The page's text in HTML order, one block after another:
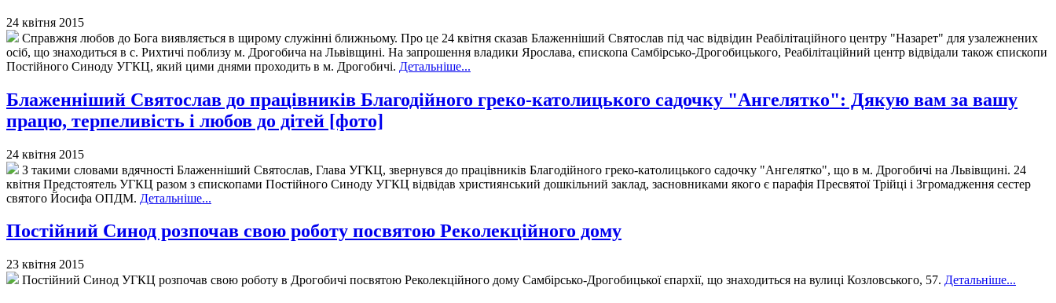
24 квітня 2015
Справжня любов до Бога виявляється в щирому служінні ближньому. Про це 24 квітня сказав Блаженніший Святослав під час відвідин Реабілітаційного центру "Назарет" для узалежнених
осіб, що знаходиться в с. Рихтичі поблизу м. Дрогобича на Львівщині. На запрошення владики Ярослава, єпископа Самбірсько-Дрогобицького, Реабілітаційний центр відвідали також єпископи
Постійного Синоду УГКЦ, який цими днями проходить в м. Дрогобичі. Детальніше...
Блаженніший Святослав до працівників Благодійного греко-католицького садочку "Ангелятко": Дякую вам за вашу
працю, терпеливість і любов до дітей [фото]
24 квітня 2015
З такими словами вдячності Блаженніший Святослав, Глава УГКЦ, звернувся до працівників Благодійного греко-католицького садочку "Ангелятко", що в м. Дрогобичі на Львівщині. 24
квітня Предстоятель УГКЦ разом з єпископами Постійного Синоду УГКЦ відвідав християнський дошкільний заклад, засновниками якого є парафія Пресвятої Трійці і Згромадження сестер
святого Йосифа ОПДМ. Детальніше...
Постійний Синод розпочав свою роботу посвятою Реколекційного дому
23 квітня 2015
Постійний Синод УГКЦ розпочав свою роботу в Дрогобичі посвятою Реколекційного дому Самбірсько-Дрогобицької єпархії, що знаходиться на вулиці Козловського, 57. Детальніше...